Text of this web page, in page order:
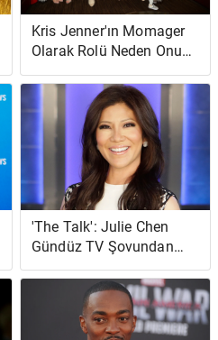
Kris Jenner'ın Momager
Olarak Rolü Neden Onu
'İtfaiyeci' Gibi
Hissettiriyor?
'The Talk': Julie Chen
Gündüz TV Şovundan
Neden Ayrıldı?